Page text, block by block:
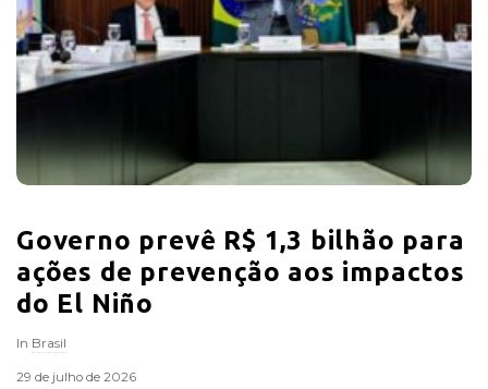
Governo prevê R$ 1,3 bilhão para
ações de prevenção aos impactos
do El Niño
In Brasil
29 de julho de 2026